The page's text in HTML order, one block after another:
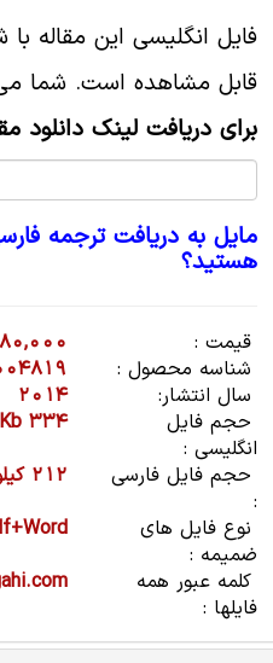
قابل مشاهده است. شما می
برای دریافت لینک دانلود
مایل به دریافت ترجمه
هستید؟
قیمت :
شناسه محصول :
سال انتشار:
2014
حجم فایل
انگلیسی :
334 Kb
حجم فایل فارسی
:
212 کیلو بایت
نوع فایل های
ضمیمه :
کلمه عبور همه
فایلها :